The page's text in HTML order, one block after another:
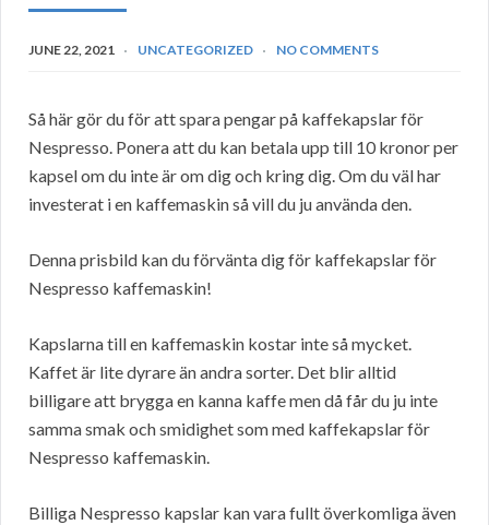
JUNE 22, 2021 UNCATEGORIZED NO COMMENTS
Så här gör du för att spara pengar på kaffekapslar för
Nespresso. Ponera att du kan betala upp till 10 kronor per
kapsel om du inte är om dig och kring dig. Om du väl har
investerat i en kaffemaskin så vill du ju använda den.
Denna prisbild kan du förvänta dig för kaffekapslar för
Nespresso kaffemaskin!
Kapslarna till en kaffemaskin kostar inte så mycket.
Kaffet är lite dyrare än andra sorter. Det blir alltid
billigare att brygga en kanna kaffe men då får du ju inte
samma smak och smidighet som med kaffekapslar för
Nespresso kaffemaskin.
Billiga Nespresso kapslar kan vara fullt överkomliga även